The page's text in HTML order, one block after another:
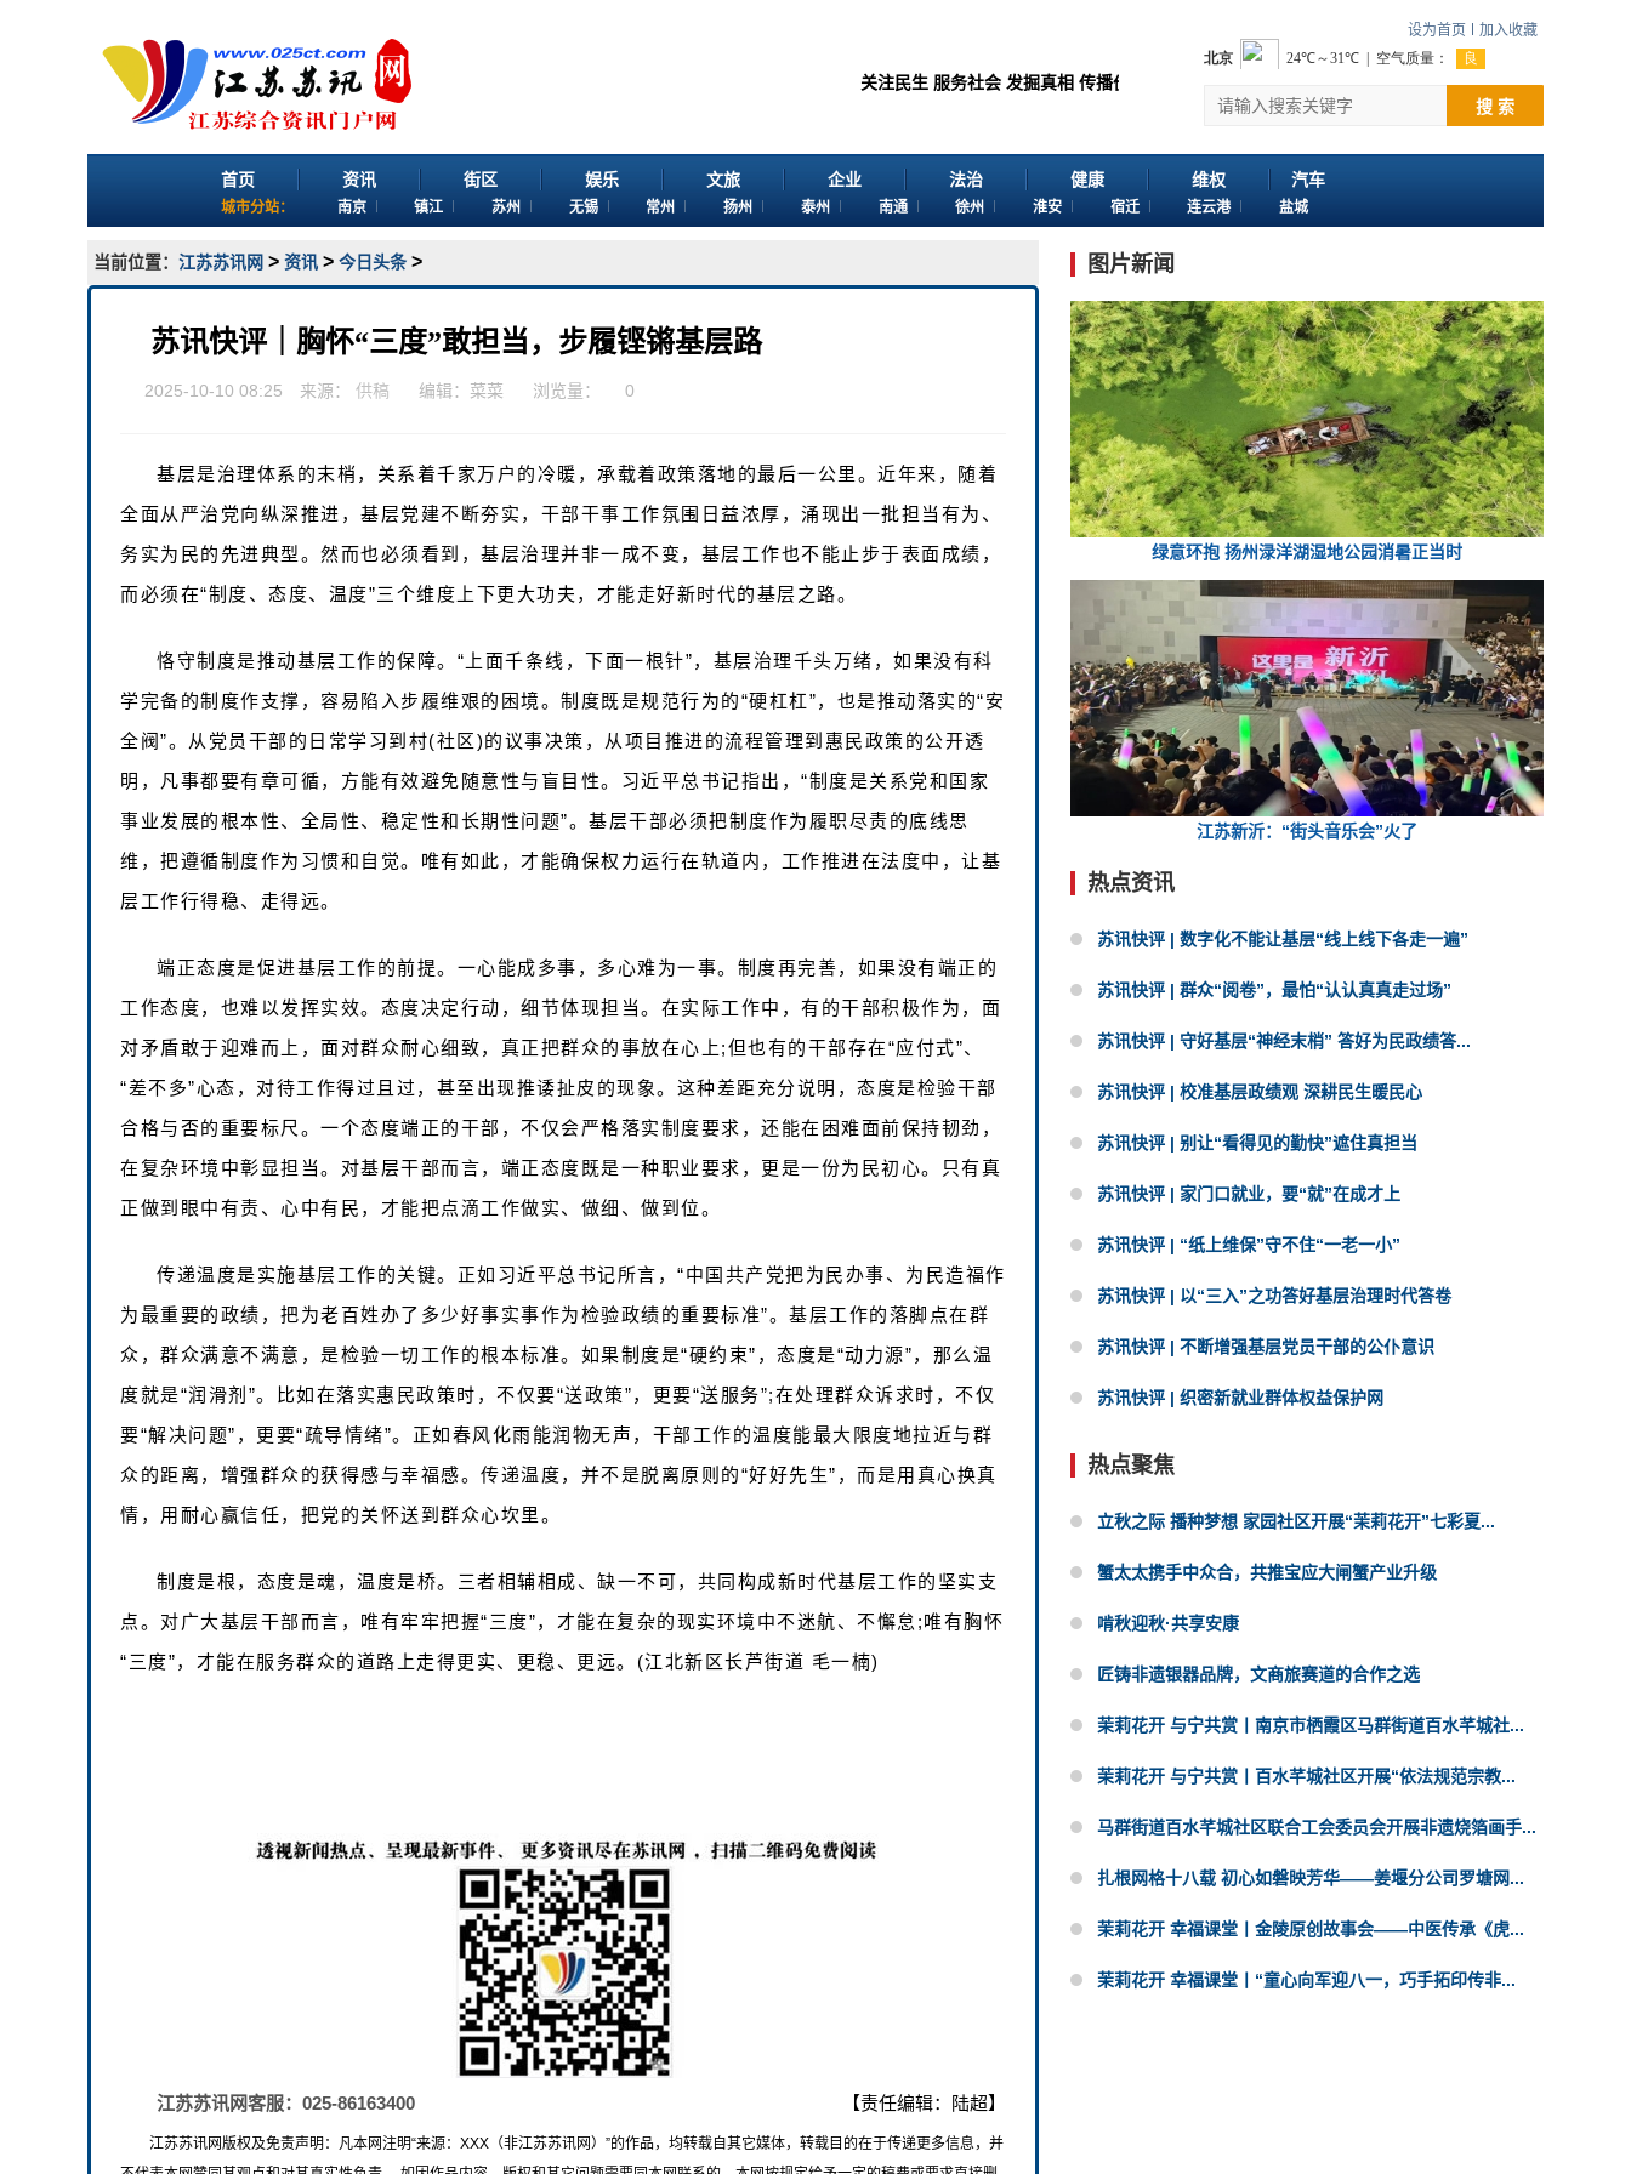
设为首页 加入收藏
关注民生 服务社会 发掘真相 传播价值 感谢您浏览江苏苏讯网。 欢迎投稿：邮箱724922822@qq.com
搜 索
首页 资讯 街区 娱乐 文旅 企业 法治 健康 维权 汽车
城市分站： 南京 镇江 苏州 无锡 常州 扬州 泰州 南通 徐州 淮安 宿迁 连云港 盐城
当前位置： 江苏苏讯网 > 资讯 > 今日头条 >
苏讯快评｜胸怀“三度”敢担当，步履铿锵基层路
2025-10-10 08:25 来源： 供稿 编辑：菜菜 浏览量： 0
基层是治理体系的末梢，关系着千家万户的冷暖，承载着政策落地的最后一公里。近年来，随着
全面从严治党向纵深推进，基层党建不断夯实，干部干事工作氛围日益浓厚，涌现出一批担当有为、
务实为民的先进典型。然而也必须看到，基层治理并非一成不变，基层工作也不能止步于表面成绩，
而必须在“制度、态度、温度”三个维度上下更大功夫，才能走好新时代的基层之路。
恪守制度是推动基层工作的保障。“上面千条线，下面一根针”，基层治理千头万绪，如果没有科
学完备的制度作支撑，容易陷入步履维艰的困境。制度既是规范行为的“硬杠杠”，也是推动落实的“安
全阀”。从党员干部的日常学习到村(社区)的议事决策，从项目推进的流程管理到惠民政策的公开透
明，凡事都要有章可循，方能有效避免随意性与盲目性。习近平总书记指出，“制度是关系党和国家
事业发展的根本性、全局性、稳定性和长期性问题”。基层干部必须把制度作为履职尽责的底线思
维，把遵循制度作为习惯和自觉。唯有如此，才能确保权力运行在轨道内，工作推进在法度中，让基
层工作行得稳、走得远。
端正态度是促进基层工作的前提。一心能成多事，多心难为一事。制度再完善，如果没有端正的
工作态度，也难以发挥实效。态度决定行动，细节体现担当。在实际工作中，有的干部积极作为，面
对矛盾敢于迎难而上，面对群众耐心细致，真正把群众的事放在心上;但也有的干部存在“应付式”、
“差不多”心态，对待工作得过且过，甚至出现推诿扯皮的现象。这种差距充分说明，态度是检验干部
合格与否的重要标尺。一个态度端正的干部，不仅会严格落实制度要求，还能在困难面前保持韧劲，
在复杂环境中彰显担当。对基层干部而言，端正态度既是一种职业要求，更是一份为民初心。只有真
正做到眼中有责、心中有民，才能把点滴工作做实、做细、做到位。
传递温度是实施基层工作的关键。正如习近平总书记所言，“中国共产党把为民办事、为民造福作
为最重要的政绩，把为老百姓办了多少好事实事作为检验政绩的重要标准”。基层工作的落脚点在群
众，群众满意不满意，是检验一切工作的根本标准。如果制度是“硬约束”，态度是“动力源”，那么温
度就是“润滑剂”。比如在落实惠民政策时，不仅要“送政策”，更要“送服务”;在处理群众诉求时，不仅
要“解决问题”，更要“疏导情绪”。正如春风化雨能润物无声，干部工作的温度能最大限度地拉近与群
众的距离，增强群众的获得感与幸福感。传递温度，并不是脱离原则的“好好先生”，而是用真心换真
情，用耐心赢信任，把党的关怀送到群众心坎里。
制度是根，态度是魂，温度是桥。三者相辅相成、缺一不可，共同构成新时代基层工作的坚实支
点。对广大基层干部而言，唯有牢牢把握“三度”，才能在复杂的现实环境中不迷航、不懈怠;唯有胸怀
“三度”，才能在服务群众的道路上走得更实、更稳、更远。(江北新区长芦街道 毛一楠)
江苏苏讯网客服：025-86163400 【责任编辑：陆超】
江苏苏讯网版权及免责声明：凡本网注明“来源：XXX（非江苏苏讯网）”的作品，均转载自其它媒体，转载目的在于传递更多信息，并
图片新闻
绿意环抱 扬州渌洋湖湿地公园消暑正当时
江苏新沂：“街头音乐会”火了
热点资讯
苏讯快评 | 数字化不能让基层“线上线下各走一遍”
苏讯快评 | 群众“阅卷”，最怕“认认真真走过场”
苏讯快评 | 守好基层“神经末梢” 答好为民政绩答...
苏讯快评 | 校准基层政绩观 深耕民生暖民心
苏讯快评 | 别让“看得见的勤快”遮住真担当
苏讯快评 | 家门口就业，要“就”在成才上
苏讯快评 | “纸上维保”守不住“一老一小”
苏讯快评 | 以“三入”之功答好基层治理时代答卷
苏讯快评 | 不断增强基层党员干部的公仆意识
苏讯快评 | 织密新就业群体权益保护网
热点聚焦
立秋之际 播种梦想 家园社区开展“茉莉花开”七彩夏...
蟹太太携手中众合，共推宝应大闸蟹产业升级
啃秋迎秋·共享安康
匠铸非遗银器品牌，文商旅赛道的合作之选
茉莉花开 与宁共赏丨南京市栖霞区马群街道百水芊城社...
茉莉花开 与宁共赏丨百水芊城社区开展“依法规范宗教...
马群街道百水芊城社区联合工会委员会开展非遗烧箔画手...
扎根网格十八载 初心如磐映芳华——姜堰分公司罗塘网...
茉莉花开 幸福课堂丨金陵原创故事会——中医传承《虎...
茉莉花开 幸福课堂丨“童心向军迎八一，巧手拓印传非...